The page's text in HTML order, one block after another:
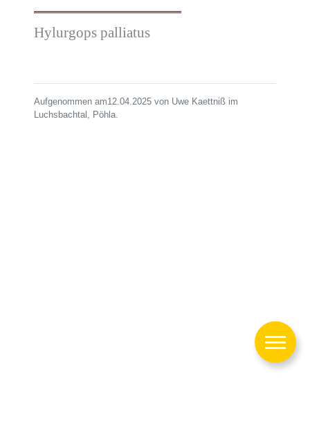
Hylurgops palliatus
Aufgenommen am12.04.2025 von Uwe Kaettniß im
Luchsbachtal, Pöhla.